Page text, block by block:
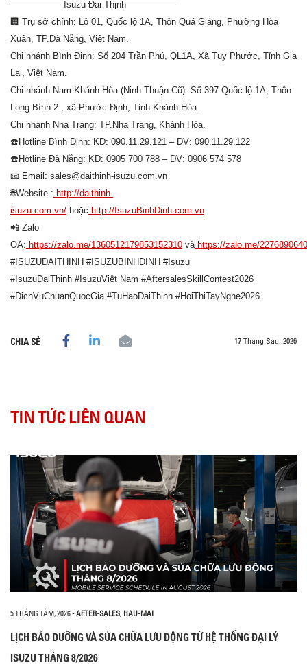
——————Isuzu Đại Thịnh—————–
🏢 Trụ sở chính: Lô 01, Quốc lộ 1A, Thôn Quá Giáng, Phường Hòa
Xuân, TP.Đà Nẵng, Việt Nam.
Chi nhánh Bình Định: Số 204 Trần Phú, QL1A, Xã Tuy Phước, Tỉnh Gia
Lai, Việt Nam.
Chi nhánh Nam Khánh Hòa (Ninh Thuận Cũ): Số 397 Quốc lộ 1A, Thôn
Long Bình 2 , xã Phước Định, Tỉnh Khánh Hòa.
Chi nhánh Nha Trang; TP.Nha Trang, Khánh Hòa.
☎️Hotline Bình Định: KD: 090.11.29.121 – DV: 090.11.29.122
☎️Hotline Đà Nẵng: KD: 0905 700 788 – DV: 0906 574 578
📧 Email: sales@daithinh-isuzu.com.vn
🌐Website : http://daithinh-
isuzu.com.vn/ hoặc http://IsuzuBinhDinh.com.vn
📲 Zalo
OA: https://zalo.me/1360512179853152310 vàhttps://zalo.me/
#ISUZUDAITHINH #ISUZUBINHDINH #Isuzu
#IsuzuDaiThinh #IsuzuViệt Nam #AftersalesSkillContest2026
#DichVuChuanQuocGia #TuHaoDaiThinh #HoiThiTayNghe2026
CHIA SẺ 17 Tháng Sáu, 2026
TIN TỨC LIÊN QUAN
5 THÁNG TÁM, 2026- AFTER-SALES, HAU-MAI
LỊCH BẢO DƯỠNG VÀ SỬA CHỮA LƯU ĐỘNG TỪ HỆ THỐNG ĐẠI LÝ
ISUZU THÁNG 8/2026